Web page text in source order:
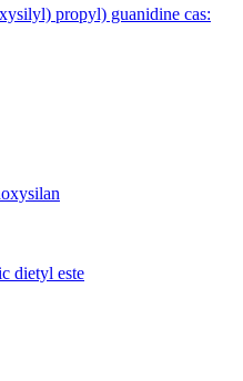
propyl) guanidine cas:
dietyl este